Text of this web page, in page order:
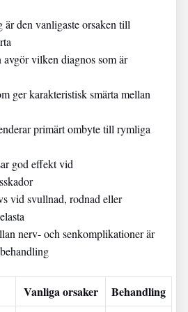
är den vanligaste orsaken till
vilken diagnos som är
ger karakteristisk smärta mellan
primärt ombyte till rymliga
god effekt vid
vid svullnad, rodnad eller
nerv- och senkomplikationer är
Vanliga orsaker Behandling